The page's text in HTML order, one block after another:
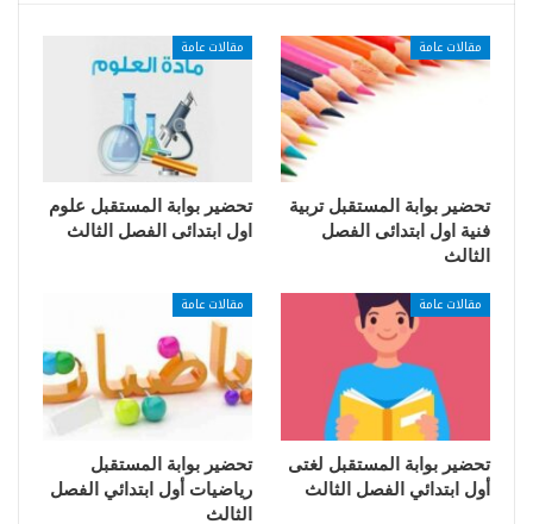
مقالات عامة
تحضير بوابة المستقبل تربية
فنية اول ابتدائى الفصل
الثالث
مقالات عامة
تحضير بوابة المستقبل علوم
اول ابتدائى الفصل الثالث
مقالات عامة
تحضير بوابة المستقبل لغتى
أول ابتدائي الفصل الثالث
مقالات عامة
تحضير بوابة المستقبل
رياضيات أول ابتدائي الفصل
الثالث